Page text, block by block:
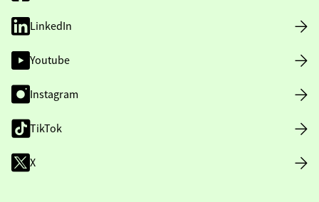
LinkedIn
Youtube
Instagram
TikTok
X